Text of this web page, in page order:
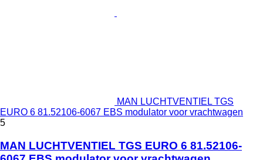
MAN LUCHTVENTIEL TGS
EURO 6 81.52106-6067 EBS modulator voor vrachtwagen
5
MAN LUCHTVENTIEL TGS EURO 6 81.52106-